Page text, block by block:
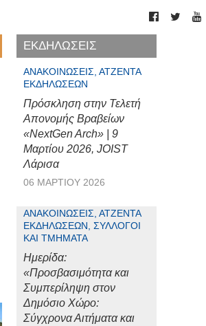
ΕΚΔΗΛΩΣΕΙΣ
ΑΝΑΚΟΙΝΏΣΕΙΣ, ΑΤΖΈΝΤΑ
ΕΚΔΗΛΏΣΕΩΝ
Πρόσκληση στην Τελετή
Απονομής Βραβείων
«NextGen Arch» | 9
Μαρτίου 2026, JOIST
Λάρισα
06 ΜΑΡΤΊΟΥ 2026
ΑΝΑΚΟΙΝΏΣΕΙΣ, ΑΤΖΈΝΤΑ
ΕΚΔΗΛΏΣΕΩΝ, ΣΎΛΛΟΓΟΙ
ΚΑΙ ΤΜΉΜΑΤΑ
Ημερίδα:
«Προσβασιμότητα και
Συμπερίληψη στον
Δημόσιο Χώρο:
Σύγχρονα Αιτήματα και